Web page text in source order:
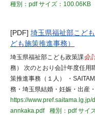
種別：pdfサイズ：100.06KB
[PDF] 埼玉県福祉部こど
ども施策推進事務）
埼玉県福祉部こども政策課会
務） 次のとおり会計年度任用
策推進事務（１人） ・
務・埼玉県結婚・妊娠・出産
https://
annkaka.pdf
種別：pdfサイ